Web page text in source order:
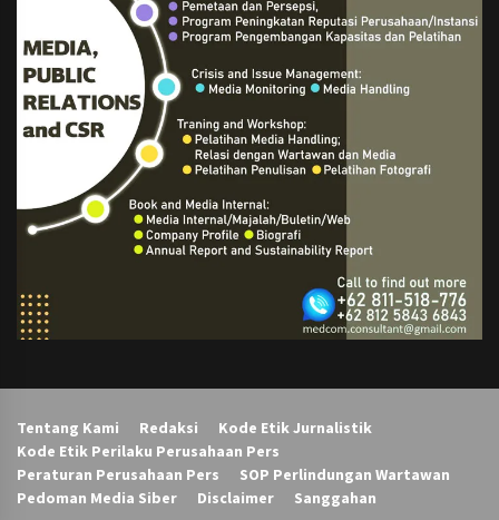
Tentang Kami Redaksi
Kode Etik Jurnalistik
Kode Etik Perilaku Perusahaan Pers
Peraturan Perusahaan Pers
SOP Perlindungan Wartawan
Pedoman Media Siber
Disclaimer Sanggahan